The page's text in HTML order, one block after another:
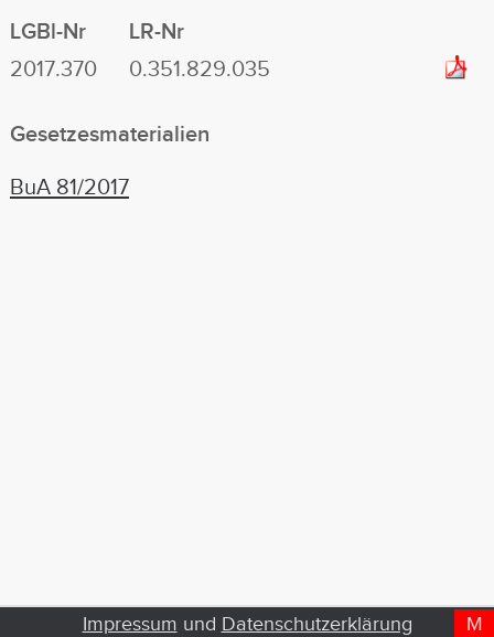
LGBl-Nr
LR-Nr
2017.370
0.351.829.035
Gesetzesmaterialien
BuA 81/2017
D
T
M
Impressum und Datenschutzerklärung